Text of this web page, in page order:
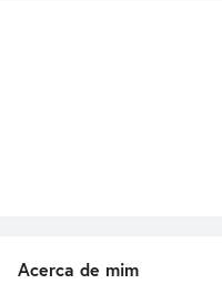
Acerca de mim